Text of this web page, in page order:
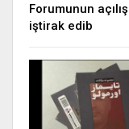
Forumunun
iştirak edib